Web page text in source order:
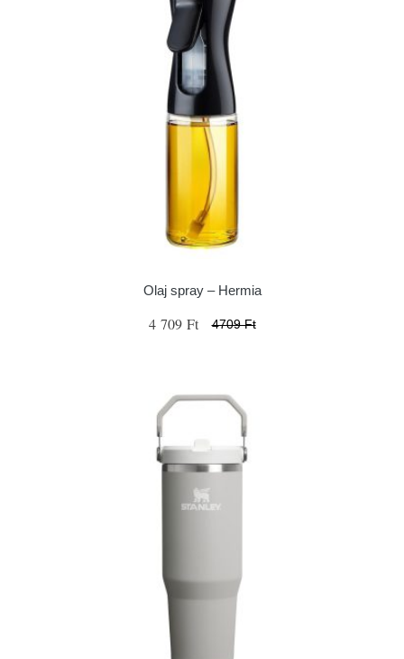
Olaj spray – Hermia
4 709 Ft 4709 Ft